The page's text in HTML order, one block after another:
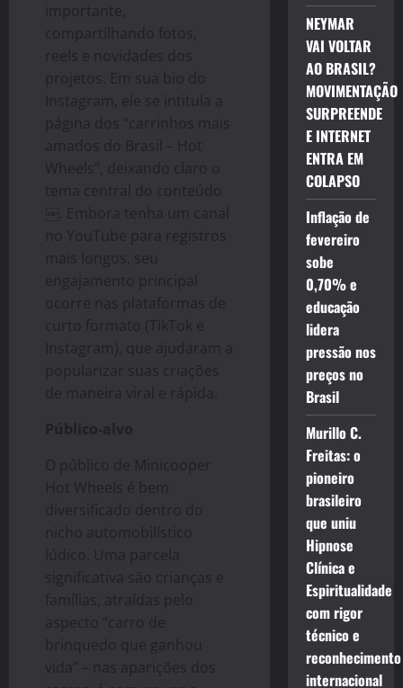
importante,
compartilhando fotos,
reels e novidades dos
projetos. Em sua bio do
Instagram, ele se intitula a
página dos “carrinhos mais
amados do Brasil – Hot
Wheels”, deixando claro o
tema central do conteúdo
￼. Embora tenha um canal
no YouTube para registros
mais longos, seu
engajamento principal
ocorre nas plataformas de
curto formato (TikTok e
Instagram), que ajudaram a
popularizar suas criações
de maneira viral e rápida.
Público-alvo
O público de Minicooper
Hot Wheels é bem
diversificado dentro do
nicho automobilístico
lúdico. Uma parcela
significativa são crianças e
famílias, atraídas pelo
aspecto “carro de
brinquedo que ganhou
vida” – nas aparições dos
NEYMAR
VAI VOLTAR
AO BRASIL?
MOVIMENTAÇÃO
SURPREENDE
E INTERNET
ENTRA EM
COLAPSO
Inflação de
fevereiro
sobe
0,70% e
educação
lidera
pressão nos
preços no
Brasil
Murillo C.
Freitas: o
pioneiro
brasileiro
que uniu
Hipnose
Clínica e
Espiritualidade
com rigor
técnico e
reconhecimento
internacional